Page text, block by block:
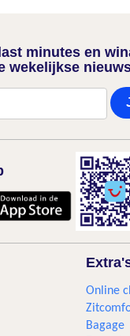
minutes en
wekelijkse
Online
Bagage